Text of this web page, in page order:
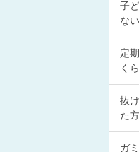
子
な
定
く
抜
た
ガ